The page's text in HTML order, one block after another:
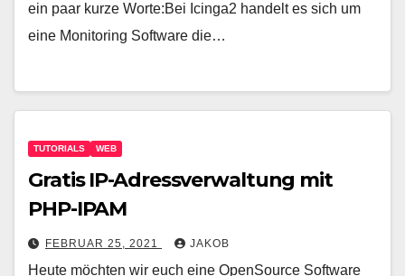
ein paar kurze Worte:Bei Icinga2 handelt es sich um
eine Monitoring Software die…
TUTORIALS WEB
Gratis IP-Adressverwaltung mit
PHP-IPAM
FEBRUAR 25, 2021 JAKOB
Heute möchten wir euch eine OpenSource Software